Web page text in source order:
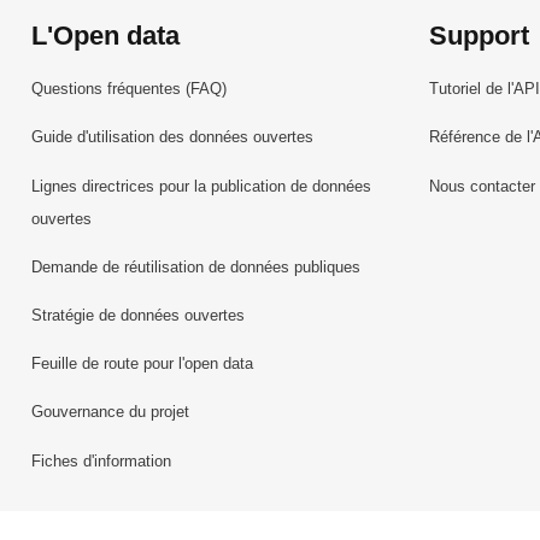
L'Open data
Questions fréquentes (FAQ)
Guide d'utilisation des données ouvertes
Lignes directrices pour la publication de données
ouvertes
Demande de réutilisation de données publiques
Stratégie de données ouvertes
Feuille de route pour l'open data
Gouvernance du projet
Fiches d'information
Support
Tutoriel de l'API
Référence de
Nous contacter